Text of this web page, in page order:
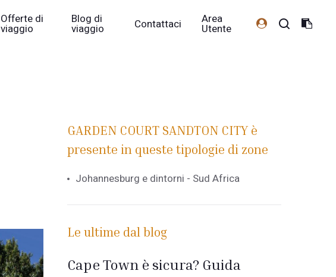
Offerte di
viaggio
Blog di
viaggio Contattaci Area
Utente
GARDEN COURT SANDTON CITY è
presente in queste tipologie di zone
Johannesburg e dintorni - Sud Africa
Le ultime dal blog
Cape Town è sicura? Guida